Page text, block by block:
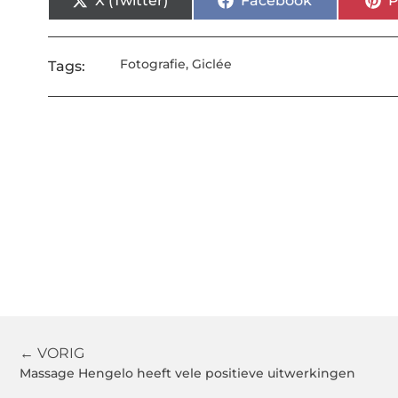
Tags: Fotografie,Giclée
← VORIG
Massage Hengelo heeft vele positieve uitwerkingen